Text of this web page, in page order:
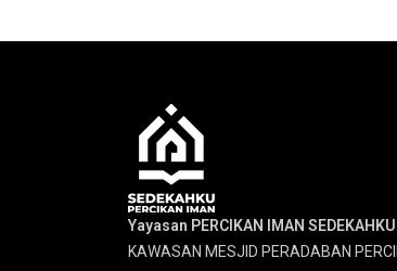
Yayasan PERCIKAN IMAN SEDEKAHKU
KAWASAN MESJID PERADABAN